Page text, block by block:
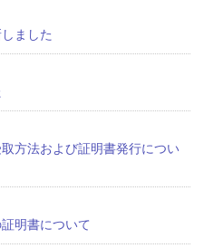
ました
方法および証明書発行につい
明書について